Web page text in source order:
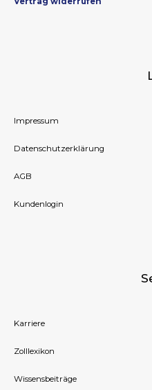
Impressum
Datenschutzerklärung
AGB
Kundenlogin
Karriere
Zolllexikon
Wissensbeiträge